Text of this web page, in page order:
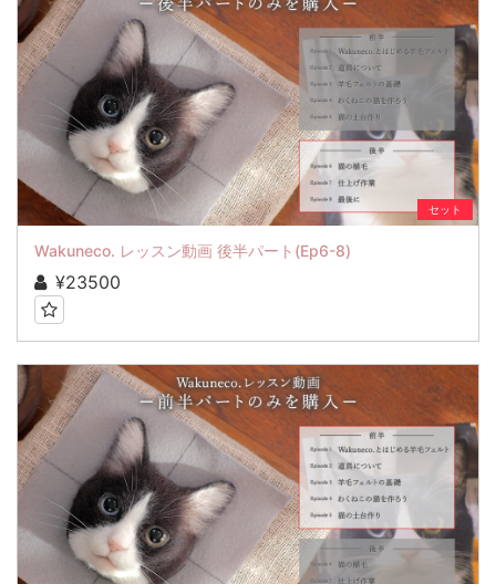
セット
Wakuneco. レッスン動画 後半パート(Ep6-8)
¥23500